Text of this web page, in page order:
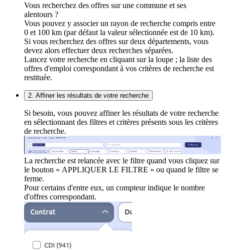
Vous recherchez des offres sur une commune et ses
alentours ?
Vous pouvez y associer un rayon de recherche compris entre
0 et 100 km (par défaut la valeur sélectionnée est de 10 km).
Si vous recherchez des offres sur deux départements, vous
devez alors effectuer deux recherches séparées.
Lancez votre recherche en cliquant sur la loupe ; la liste des
offres d'emploi correspondant à vos critères de recherche est
restituée.
2. Affiner les résultats de votre recherche
Si besoin, vous pouvez affiner les résultats de votre recherche
en sélectionnant des filtres et critères présents sous les critères
de recherche.
La recherche est relancée avec le filtre quand vous cliquez sur
le bouton « APPLIQUER LE FILTRE » ou quand le filtre se
ferme.
Pour certains d'entre eux, un compteur indique le nombre
d'offres correspondant.